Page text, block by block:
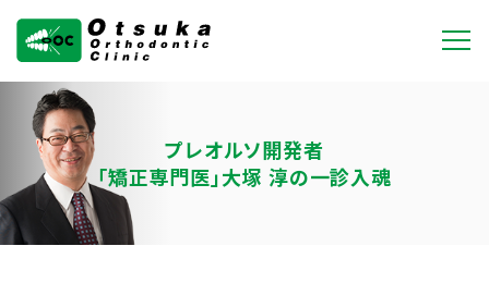
大塚矯正歯科クリニ
ック
プレオルソ開発者
「矯正専門医」大塚 淳の一診入魂